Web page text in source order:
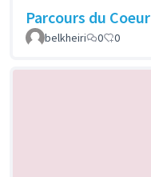
Parcours du Coeur
belkheiri
0 0